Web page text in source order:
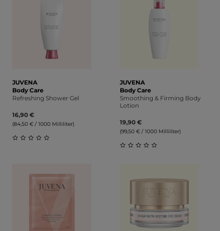
JUVENA
Body Care
Refreshing Shower Gel
16,90 €
(84,50 € / 1000 Milliliter)
JUVENA
Body Care
Smoothing & Firming Body
Lotion
19,90 €
(99,50 € / 1000 Milliliter)